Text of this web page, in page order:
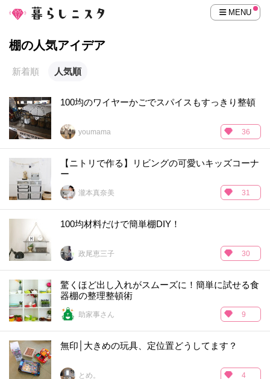
MENU
棚の人気アイデア
新着順 人気順
100均のワイヤーかごでスパイスもすっきり整頓
youmama 36
【ニトリで作る】リビングの可愛いキッズコーナ
ー
瀧本真奈美 31
100均材料だけで簡単棚DIY！
政尾恵三子 30
驚くほど出し入れがスムーズに！簡単に試せる食
器棚の整理整頓術
助家事さん 9
無印│大きめの玩具、定位置どうしてます？
とめ。 4